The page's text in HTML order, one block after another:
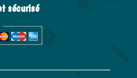
sécurisé